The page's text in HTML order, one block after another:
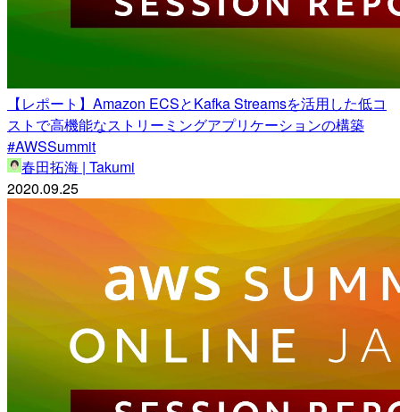
【レポート】Amazon ECSとKafka Streamsを活用した低コ
ストで高機能なストリーミングアプリケーションの構築
#AWSSummit
春田拓海 | Takumi
2020.09.25